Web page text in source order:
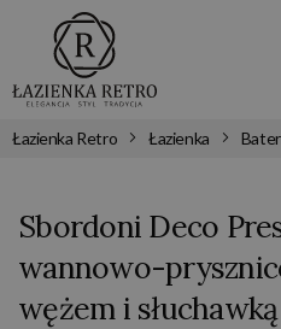
Łazienka Retro Łazienka
Sbordoni Deco
wannowo-
wężem i